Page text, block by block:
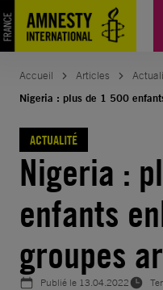
Aller
au
contenu
Accueil Articles
Nigeria : plus de 1 500
ACTUALITÉ
Nigeria :
enfants
groupes
Publié le 13.04.2022